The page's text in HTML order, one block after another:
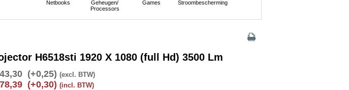
Netbooks
Geheugen/
Processors
Games
Stroombescherming
H6518sti 1920 X 1080 (full Hd) 3500 Lm
(+0,25) (excl. BTW)
(+0,30) (incl. BTW)